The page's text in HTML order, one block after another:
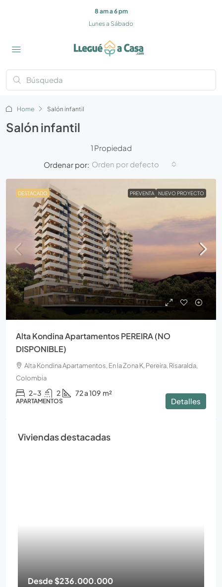
8 am a 6 pm
Lunes a Sábado
Home Salón infantil
Salón infantil
1 Propiedad
Ordenar por: Orden por defecto
DESTACADO PREVENTA NUEVO PROYECTO
Alta Kondina Apartamentos PEREIRA (NO
DISPONIBLE)
Alta Kondina Apartamentos, En la Zona K, Pereira, Risaralda,
Colombia
2-3 2 72 a 109 m²
APARTAMENTOS Detalles
Viviendas destacadas
Desde$236.000.000